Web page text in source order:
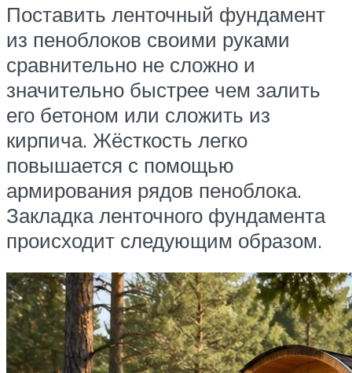
Поставить ленточный фундамент
из пеноблоков своими руками
сравнительно не сложно и
значительно быстрее чем залить
его бетоном или сложить из
кирпича. Жёсткость легко
повышается с помощью
армирования рядов пеноблока.
Закладка ленточного фундамента
происходит следующим образом.